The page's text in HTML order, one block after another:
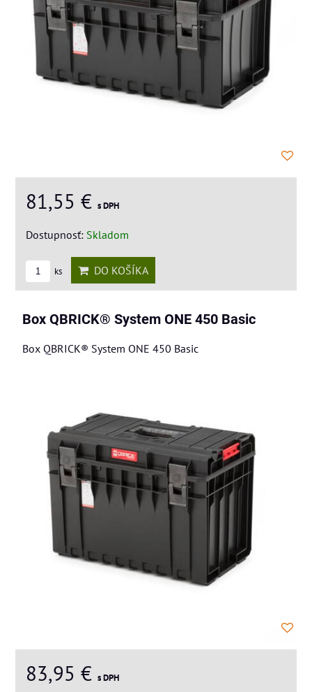
81,55 € s DPH
Dostupnosť: Skladom
ks DO KOŠÍKA
Box QBRICK® System ONE 450 Basic
Box QBRICK® System ONE 450 Basic
83,95 € s DPH